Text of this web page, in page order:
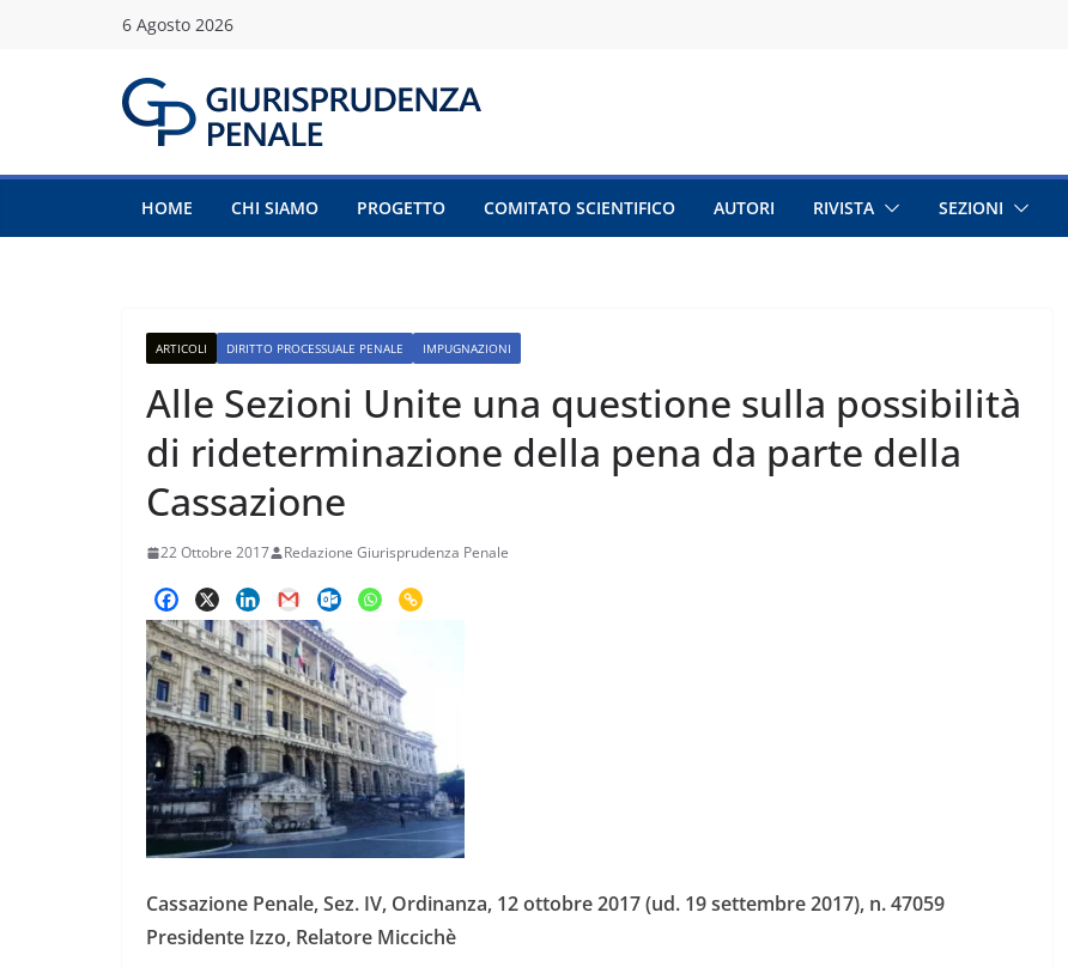
6 Agosto 2026
HOME CHI SIAMO PROGETTO COMITATO SCIENTIFICO AUTORI RIVISTA SEZIONI
ARTICOLI DIRITTO PROCESSUALE PENALE IMPUGNAZIONI
Alle Sezioni Unite una questione sulla possibilità
di rideterminazione della pena da parte della
Cassazione
22 Ottobre 2017 Redazione Giurisprudenza Penale
Cassazione Penale, Sez. IV, Ordinanza, 12 ottobre 2017 (ud. 19 settembre 2017), n. 47059
Presidente Izzo, Relatore Miccichè